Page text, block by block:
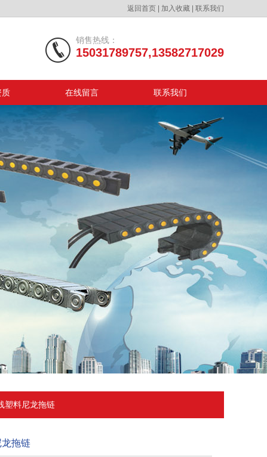
返回首页 加入收藏 联系我们
销售热线：
15031789757,13582717029
质 在线留言 联系我们
塑料尼龙拖链
拖链